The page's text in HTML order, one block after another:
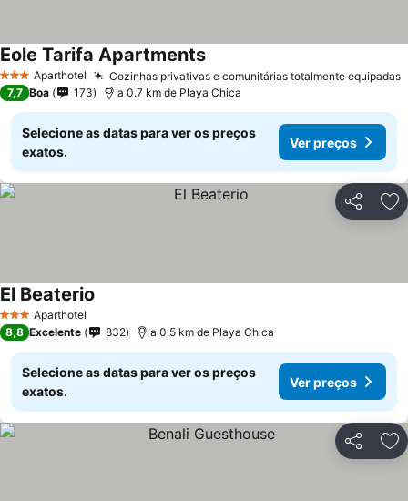
3 EstrelasAparthotel Cozinhas privativas e comunitárias totalmente equipadas
Eole Tarifa Apartments
7,7 Boa 173 a 0.7 km de Playa Chica
Selecione as datas para ver os preços
exatos.
Ver preços
Partilhar
3 EstrelasAparthotel
El Beaterio
8,8 Excelente 832 a 0.5 km de Playa Chica
Selecione as datas para ver os preços
exatos.
Ver preços
Partilhar